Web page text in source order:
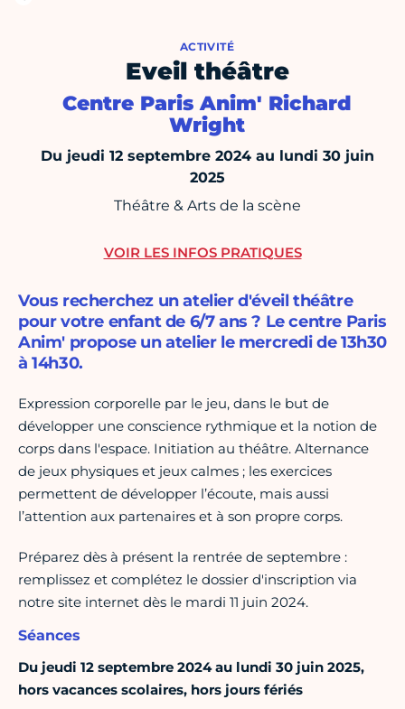
ACTIVITÉ
Eveil théâtre
Centre Paris Anim' Richard
Wright
Du jeudi 12 septembre 2024 au lundi 30 juin
2025
Théâtre & Arts de la scène
Vous recherchez un atelier d'éveil théâtre
pour votre enfant de 6/7 ans ? Le centre Paris
Anim' propose un atelier le mercredi de 13h30
à 14h30.
Expression corporelle par le jeu, dans le but de
développer une conscience rythmique et la notion de
corps dans l'espace. Initiation au théâtre. Alternance
de jeux physiques et jeux calmes ; les exercices
permettent de développer l’écoute, mais aussi
l’attention aux partenaires et à son propre corps.
Préparez dès à présent la rentrée de septembre :
remplissez et complétez le dossier d'inscription via
notre site internet dès le mardi 11 juin 2024.
Séances
Du jeudi 12 septembre 2024 au lundi 30 juin 2025,
hors vacances scolaires, hors jours fériés
VOIR LES INFOS PRATIQUES